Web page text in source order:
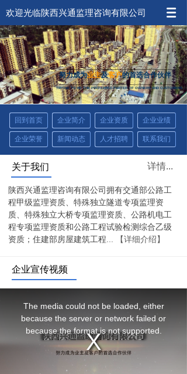
欢迎光临陕西兴通监理咨询有限公司
努力成为业主及客户的首选合作伙伴
TRYING TO BE THE PREFERRED PARTER OFOWNERS AND CUSTOMERS
回到首页 企业简介 企业资质 企业业绩
企业荣誉 新闻动态 人才招聘 联系我们
详情...
关于我们
陕西兴通监理咨询有限公司拥有交通部公路工
程甲级监理资质、特殊独立隧道专项监理资
质、特殊独立大桥专项监理资质、公路机电工
程专项监理资质和公路工程试验检测综合乙级
资质；住建部房屋建筑工程
【详细介绍】
企业宣传视频